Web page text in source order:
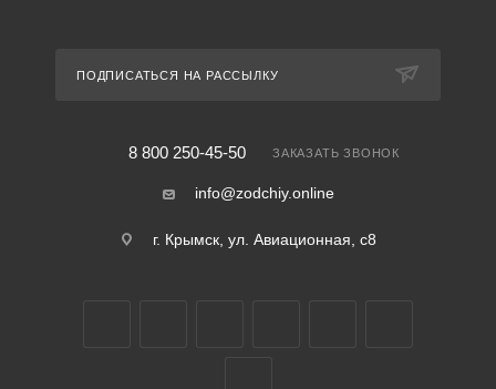
ПОДПИСАТЬСЯ НА РАССЫЛКУ
8 800 250-45-50 ЗАКАЗАТЬ ЗВОНОК
info@zodchiy.online
г. Крымск, ул. Авиационная, с8